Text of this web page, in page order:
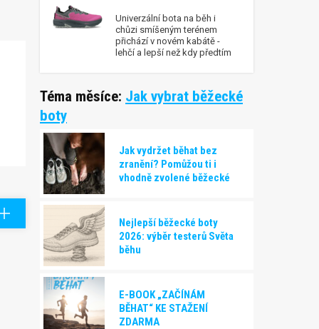
Univerzální bota na běh i
chůzi smíšeným terénem
přichází v novém kabátě -
lehčí a lepší než kdy předtím
Téma měsíce: Jak vybrat běžecké
boty
Jak vydržet běhat bez
zranění? Pomůžou ti i
vhodně zvolené běžecké
Nejlepší běžecké boty
2026: výběr testerů Světa
běhu
E-BOOK „ZAČÍNÁM
BĚHAT“ KE STAŽENÍ
ZDARMA